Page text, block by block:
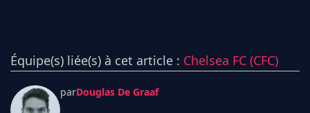
Équipe(s) liée(s) à cet article : Chelsea FC (CFC)
parDouglas De Graaf